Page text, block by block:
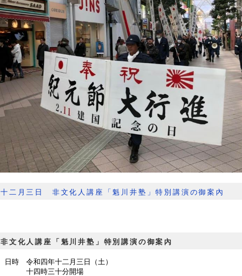
十二月三日 非文化人講座「魁川井塾」特別講演の御案內
非文化人講座「魁川井塾」特別講演の御案內
日時 令和四年十二月三日（土）
十四時三十分開場